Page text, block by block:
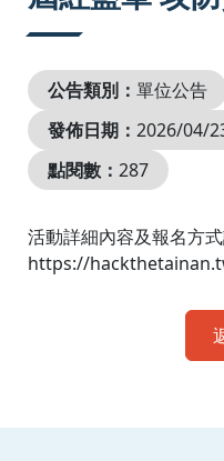
公告類別： 單位公告
發佈日期： 2026/04/
點閱數： 287
活動詳細內容及報名方
https://